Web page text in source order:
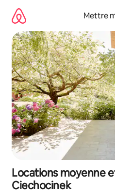
directement
contenu
Mettre
Locations moyenne
Ciechocinek